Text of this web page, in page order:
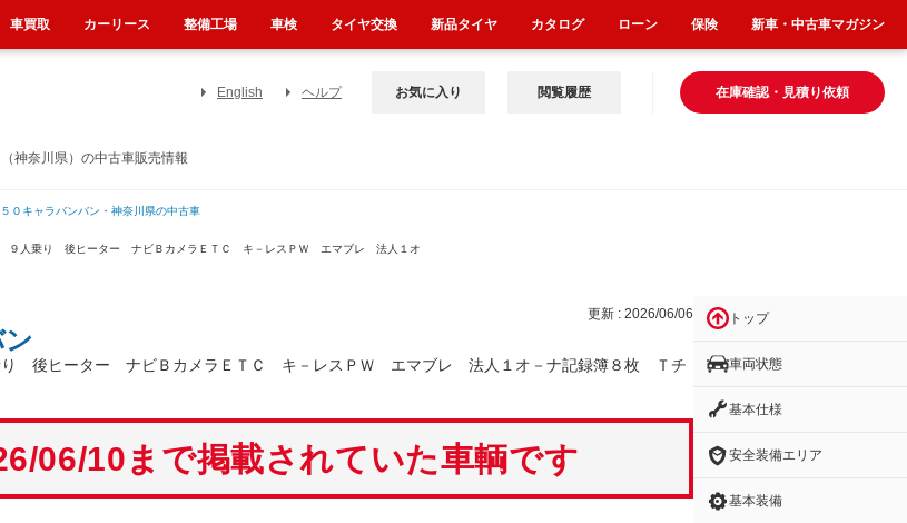
神奈川県）の中古車販売情報
English ヘルプ 在庫確認・見積り依頼
お気に入り 閲覧履歴
０キャラバンバン・神奈川県の中古車
９人乗り 後ヒーター ナビＢカメラＥＴＣ キ－レスＰＷ エマブレ 法人１オ
更新 : 2026/06/06
後ヒーター ナビＢカメラＥＴＣ キ－レスＰＷ エマブレ 法人１オ－ナ記録簿８枚 Ｔチ
06/10まで掲載されていた車輌です
トップ
車両状態
基本仕様
安全装備エリア
基本装備
車買取 カーリース 整備工場 車検 タイヤ交換 新品タイヤ カタログ ローン 保険 新車・中古車マガジン